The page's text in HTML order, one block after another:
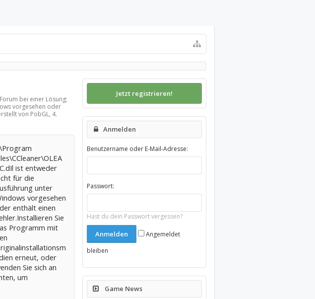
bei einer Lösung;
vorgesehen oder
von PobGL, 4.
ist entweder
für die
unter
vorgesehen
enthält einen
Sie
Programm mit
erneut, oder
Sie sich an
um
Jetzt registrieren!
Anmelden
Benutzername oder E-Mail-Adresse:
Passwort:
Hast du dein Passwort vergessen?
Angemeldet
bleiben
Game News